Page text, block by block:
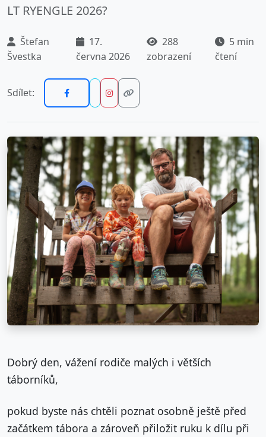
LT RYENGLE 2026?
Štefan
Švestka
17.
června 2026
288
zobrazení
5 min
čtení
Sdílet:
Dobrý den, vážení rodiče malých i větších
táborníků,
pokud byste nás chtěli poznat osobně ještě před
začátkem tábora a zároveň přiložit ruku k dílu při